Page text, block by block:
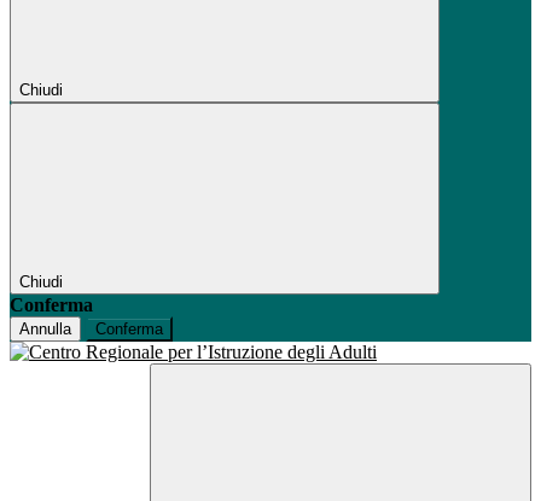
Chiudi
Chiudi
Conferma
Annulla Conferma